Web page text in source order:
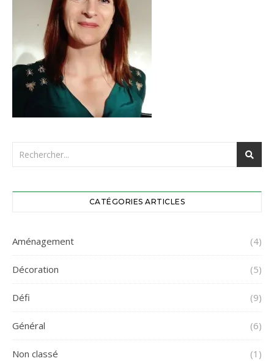
CATÉGORIES ARTICLES
Aménagement (4)
Décoration (5)
Défi (9)
Général (6)
Non classé (1)